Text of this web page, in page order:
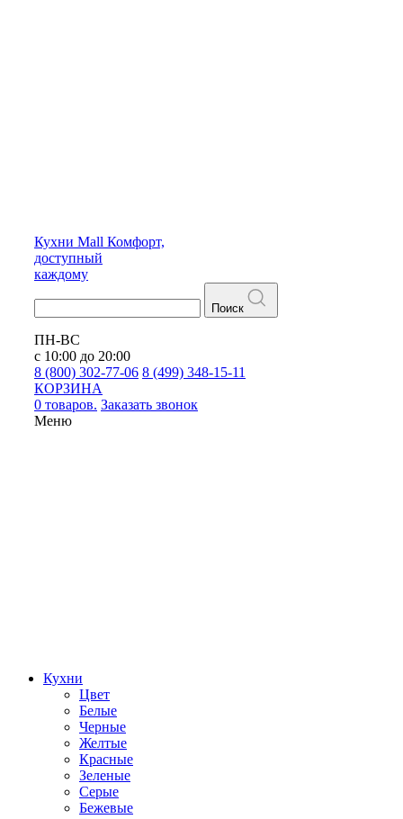
Кухни Mall Комфорт,
доступный
каждому
Поиск
ПН-ВС
с 10:00 до 20:00
8 (800) 302-77-06 8 (499) 348-15-11
КОРЗИНА
0 товаров. Заказать звонок
Меню
Кухни
Цвет
Белые
Черные
Желтые
Красные
Зеленые
Серые
Бежевые